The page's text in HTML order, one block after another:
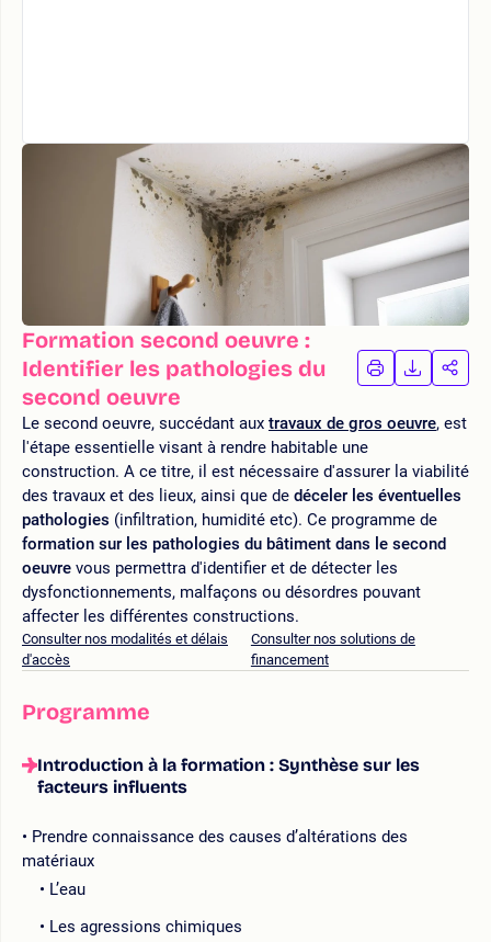
Formation second oeuvre :
Identifier les pathologies du
second oeuvre
IMPRIMER
LA
LA
Le second oeuvre, succédant aux travaux de gros oeuvre, est
l'étape essentielle visant à rendre habitable une
construction. A ce titre, il est nécessaire d'assurer la viabilité
des travaux et des lieux, ainsi que de déceler les éventuelles
pathologies (infiltration, humidité etc). Ce programme de
formation sur les pathologies du bâtiment dans le second
oeuvre vous permettra d'identifier et de détecter les
dysfonctionnements, malfaçons ou désordres pouvant
affecter les différentes constructions.
Consulter nos modalités et délais
d'accès
Consulter nos solutions de
financement
Programme
Introduction à la formation : Synthèse sur les
facteurs influents
Prendre connaissance des causes d’altérations des
matériaux
L’eau
Les agressions chimiques